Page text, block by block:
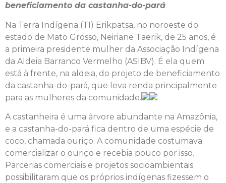
beneficiamento da castanha-do-pará
Na Terra Indígena (TI) Erikpatsa, no noroeste do
estado de Mato Grosso, Neiriane Taerik, de 25 anos, é
a primeira presidente mulher da Associação Indígena
da Aldeia Barranco Vermelho (ASIBV). É ela quem
está à frente, na aldeia, do projeto de beneficiamento
da castanha-do-pará, que leva renda principalmente
para as mulheres da comunidade.
A castanheira é uma árvore abundante na Amazônia,
e a castanha-do-pará fica dentro de uma espécie de
coco, chamada ouriço. A comunidade costumava
comercializar o ouriço e recebia pouco por isso.
Parcerias comerciais e projetos socioambientais
possibilitaram que os próprios indígenas fizessem o